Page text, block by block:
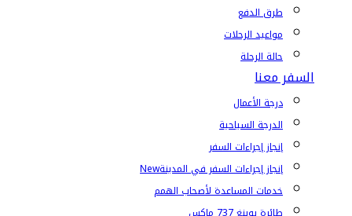
طرق الدفع
مواعيد الرحلات
حالة الرحلة
السفر معنا
درجة الأعمال
الدرجة السياحية
إنجاز إجراءات السفر
إنجاز إجراءات السفر في المدينةNew
خدمات المساعدة لأصحاب الهمم